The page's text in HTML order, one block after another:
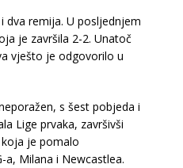
dva remija. U posljednjem
je završila 2-2. Unatoč
vješto je odgovorilo u
s šest pobjeda i
Lige prvaka, završivši
je pomalo
Milana i Newcastlea.